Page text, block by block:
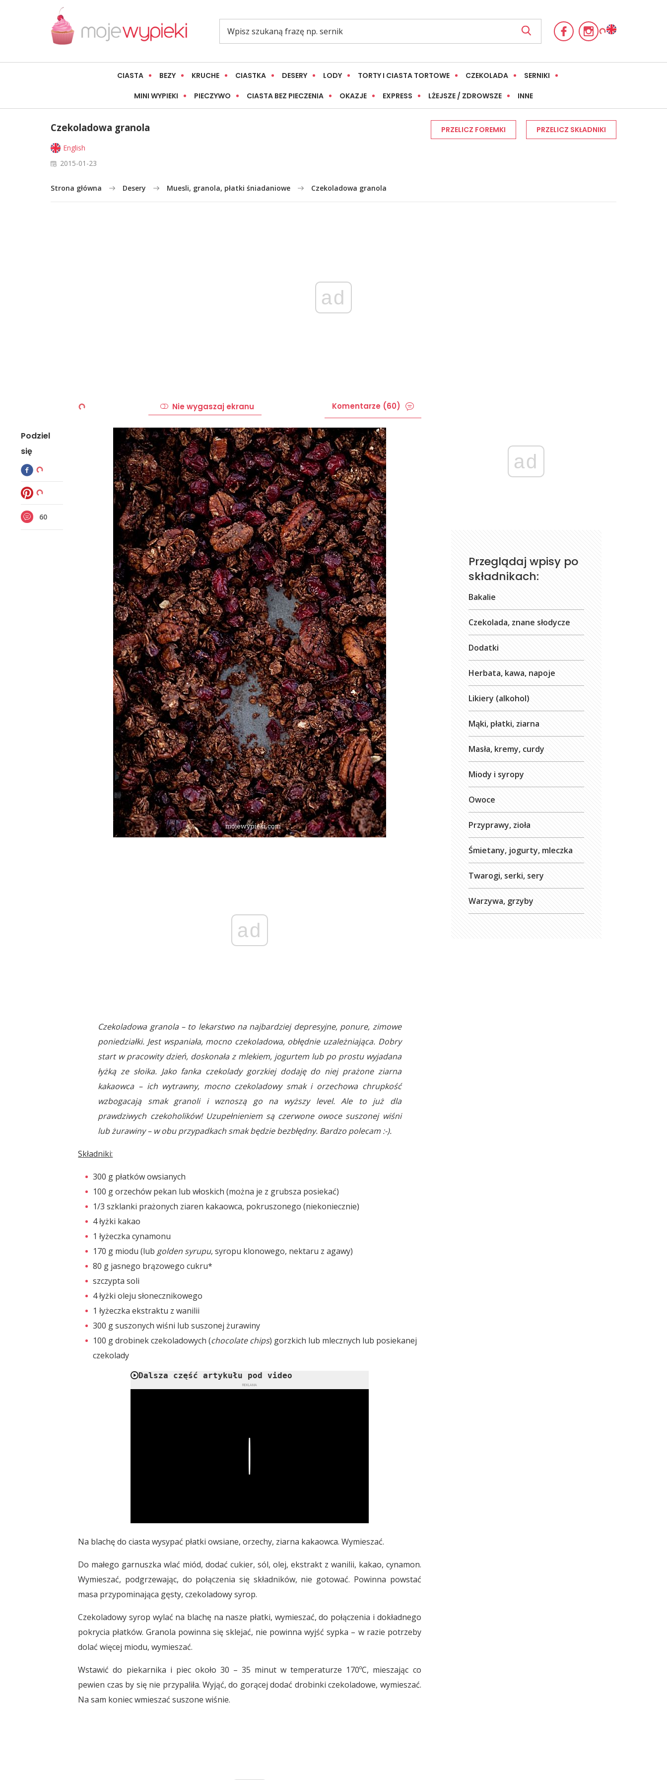
CIASTA BEZY KRUCHE CIASTKA DESERY LODY TORTY I CIASTA TORTOWE CZEKOLADA SERNIKI
MINI WYPIEKI PIECZYWO CIASTA BEZ PIECZENIA OKAZJE EXPRESS LŻEJSZE / ZDROWSZE INNE
Czekoladowa granola
English
2015-01-23
PRZELICZ FOREMKI PRZELICZ SKŁADNIKI
Strona główna Desery Muesli, granola, płatki śniadaniowe Czekoladowa granola
ad
Podziel
się
60
Nie wygaszaj ekranu Komentarze (60)
ad
Czekoladowa granola – to lekarstwo na najbardziej depresyjne, ponure, zimowe
poniedziałki. Jest wspaniała, mocno czekoladowa, obłędnie uzależniająca. Dobry
start w pracowity dzień, doskonała z mlekiem, jogurtem lub po prostu wyjadana
łyżką ze słoika. Jako fanka czekolady gorzkiej dodaję do niej prażone ziarna
kakaowca – ich wytrawny, mocno czekoladowy smak i orzechowa chrupkość
wzbogacają smak granoli i wznoszą go na wyższy level. Ale to już dla
prawdziwych czekoholików! Uzupełnieniem są czerwone owoce suszonej wiśni
lub żurawiny – w obu przypadkach smak będzie bezbłędny. Bardzo polecam :-).
Składniki:
300 g płatków owsianych
100 g orzechów pekan lub włoskich (można je z grubsza posiekać)
1/3 szklanki prażonych ziaren kakaowca, pokruszonego (niekoniecznie)
4 łyżki kakao
1 łyżeczka cynamonu
170 g miodu (lub golden syrupu, syropu klonowego, nektaru z agawy)
80 g jasnego brązowego cukru*
szczypta soli
4 łyżki oleju słonecznikowego
1 łyżeczka ekstraktu z wanilii
300 g suszonych wiśni lub suszonej żurawiny
100 g drobinek czekoladowych (chocolate chips) gorzkich lub mlecznych lub posiekanej
czekolady
Dalsza część artykułu pod video
REKLAMA
Na blachę do ciasta wysypać płatki owsiane, orzechy, ziarna kakaowca. Wymieszać.
Do małego garnuszka wlać miód, dodać cukier, sól, olej, ekstrakt z wanilii, kakao, cynamon.
Wymieszać, podgrzewając, do połączenia się składników, nie gotować. Powinna powstać
masa przypominająca gęsty, czekoladowy syrop.
Czekoladowy syrop wylać na blachę na nasze płatki, wymieszać, do połączenia i dokładnego
pokrycia płatków. Granola powinna się sklejać, nie powinna wyjść sypka – w razie potrzeby
dolać więcej miodu, wymieszać.
Wstawić do piekarnika i piec około 30 – 35 minut w temperaturze 170ºC, mieszając co
pewien czas by się nie przypaliła. Wyjąć, do gorącej dodać drobinki czekoladowe, wymieszać.
Na sam koniec wmieszać suszone wiśnie.
ad
Przeglądaj wpisy po
składnikach:
Bakalie
Czekolada, znane słodycze
Dodatki
Herbata, kawa, napoje
Likiery (alkohol)
Mąki, płatki, ziarna
Masła, kremy, curdy
Miody i syropy
Owoce
Przyprawy, zioła
Śmietany, jogurty, mleczka
Twarogi, serki, sery
Warzywa, grzyby